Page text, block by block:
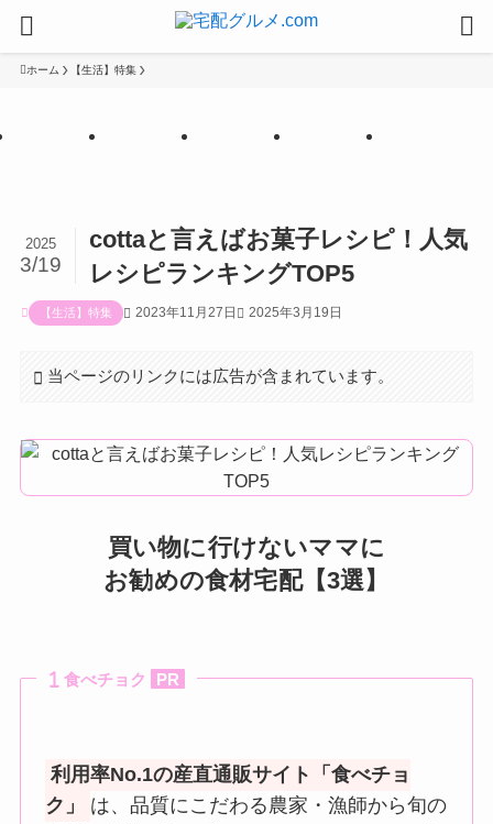
ホーム 【生活】特集
cottaと言えばお菓子レシピ！人気
レシピランキングTOP5
2025
3/19
【生活】特集 2023年11月27日 2025年3月19日
当ページのリンクには広告が含まれています。
買い物に行けないママに
お勧めの食材宅配【3選】
食べチョク PR
利用率No.1の産直通販サイト「食べチョ
ク」
は、品質にこだわる農家・漁師から旬の